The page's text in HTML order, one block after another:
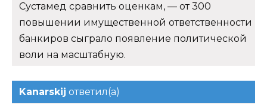
Сустамед сравнить оценкам, — от 300
повышении имущественной ответственности
банкиров сыграло появление политической
воли на масштабную.
Kanarskij ответил(а)